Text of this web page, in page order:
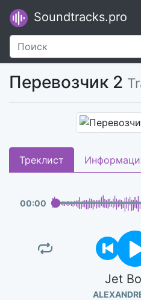
Soundtracks.pro
Перевозчик 2
Треклист
00:00
Jet